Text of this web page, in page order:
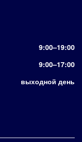
9:00–19:00
9:00–17:00
выходной день